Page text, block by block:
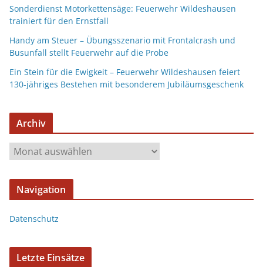
Sonderdienst Motorkettensäge: Feuerwehr Wildeshausen
trainiert für den Ernstfall
Handy am Steuer – Übungsszenario mit Frontalcrash und
Busunfall stellt Feuerwehr auf die Probe
Ein Stein für die Ewigkeit – Feuerwehr Wildeshausen feiert
130-jähriges Bestehen mit besonderem Jubiläumsgeschenk
Archiv
Navigation
Datenschutz
Letzte Einsätze